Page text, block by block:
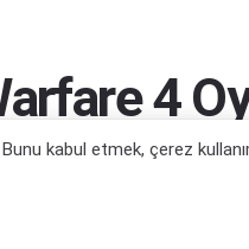
4
kabul etmek, çerez